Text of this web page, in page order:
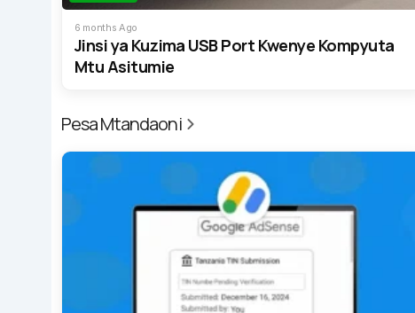
6 months Ago
Jinsi ya Kuzima USB Port Kwenye Kompyuta
Mtu Asitumie
Pesa Mtandaoni